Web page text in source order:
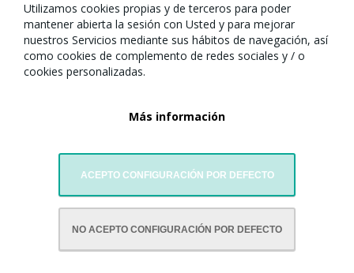
Utilizamos cookies propias y de terceros para poder
mantener abierta la sesión con Usted y para mejorar
nuestros Servicios mediante sus hábitos de navegación, así
como cookies de complemento de redes sociales y / o
cookies personalizadas.
Más información
ACEPTO CONFIGURACIÓN POR DEFECTO
NO ACEPTO CONFIGURACIÓN POR DEFECTO
CON LA COLABORACIÓN DE: